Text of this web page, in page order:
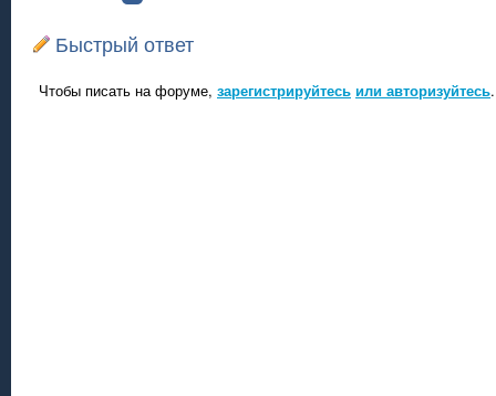
Быстрый ответ
Чтобы писать на форуме, зарегистрируйтесь или авторизуйтесь.